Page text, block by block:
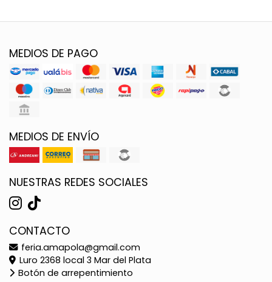
MEDIOS DE PAGO
MEDIOS DE ENVÍO
NUESTRAS REDES SOCIALES
CONTACTO
feria.amapola@gmail.com
Luro 2368 local 3 Mar del Plata
Botón de arrepentimiento